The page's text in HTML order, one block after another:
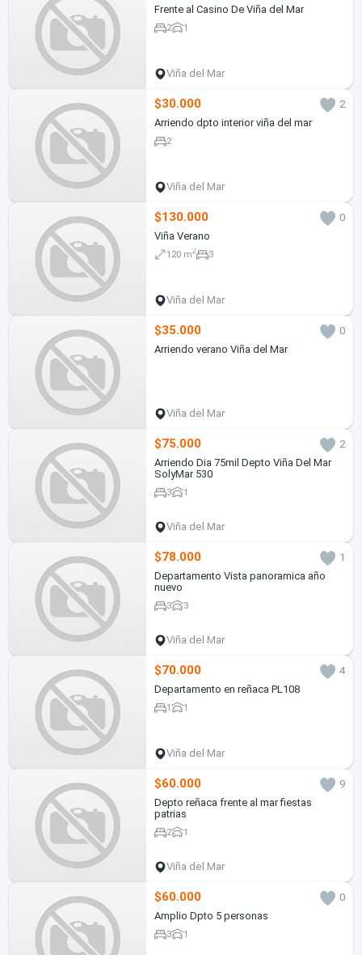
Frente al Casino De Viña del Mar
2 1
Viña del Mar
$30.000
2
Arriendo dpto interior viña del mar
2
Viña del Mar
$130.000
0
Viña Verano
120 m2 3
Viña del Mar
$35.000
0
Arriendo verano Viña del Mar
Viña del Mar
$75.000
2
Arriendo Dia 75mil Depto Viña Del Mar
SolyMar 530
3 1
Viña del Mar
$78.000
1
Departamento Vista panoramica año
nuevo
3 3
Viña del Mar
$70.000
4
Departamento en reñaca PL108
1 1
Viña del Mar
$60.000
9
Depto reñaca frente al mar fiestas
patrias
2 1
Viña del Mar
$60.000
0
Amplio Dpto 5 personas
3 1